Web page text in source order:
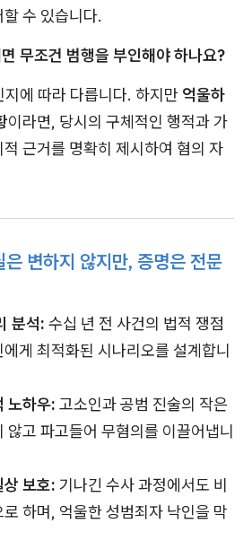
수 있습니다.
무조건 범행을 부인해야 하나요?
에 따라 다릅니다. 하지만 억울하
이라면, 당시의 구체적인 행적과 가
근거를 명확히 제시하여 혐의 자
변하지 않지만, 증명은 전문
분석: 수십 년 전 사건의 법적 쟁점
게 최적화된 시나리오를 설계합니
노하우: 고소인과 공범 진술의 작은
않고 파고들어 무혐의를 이끌어냅니
보호: 기나긴 수사 과정에서도 비
하며, 억울한 성범죄자 낙인을 막